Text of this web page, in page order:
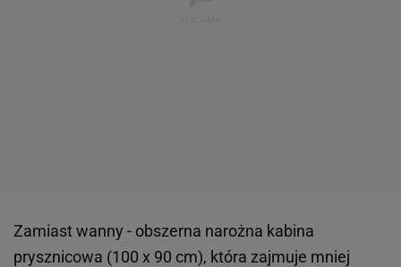
Zamiast wanny - obszerna narożna kabina
prysznicowa (100 x 90 cm), która zajmuje mniej